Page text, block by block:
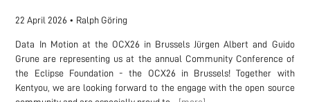
22 April 2026 • Ralph Göring
Data In Motion at the OCX26 in Brussels Jürgen Albert and Guido
Grune are representing us at the annual Community Conference of
the Eclipse Foundation - the OCX26 in Brussels! Together with
Kentyou, we are looking forward to the engage with the open source